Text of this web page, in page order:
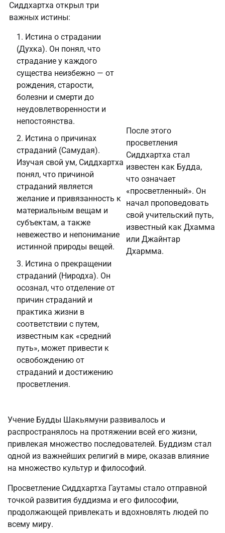
Сиддхартха открыл три
важных истины:
Истина о страдании
(Духка). Он понял, что
страдание у каждого
существа неизбежно — от
рождения, старости,
болезни и смерти до
неудовлетворенности и
непостоянства.
Истина о причинах
страданий (Самудая).
Изучая свой ум, Сиддхартха
понял, что причиной
страданий является
желание и привязанность к
материальным вещам и
субъектам, а также
невежество и непонимание
истинной природы вещей.
Истина о прекращении
страданий (Ниродха). Он
осознал, что отделение от
причин страданий и
практика жизни в
соответствии с путем,
известным как «средний
путь», может привести к
освобождению от
страданий и достижению
просветления.
После этого
просветления
Сиддхартха стал
известен как Будда,
что означает
«просветленный». Он
начал проповедовать
свой учительский путь,
известный как Дхамма
или Джайнтар
Дхармма.
Учение Будды Шакьямуни развивалось и
распространялось на протяжении всей его жизни,
привлекая множество последователей. Буддизм стал
одной из важнейших религий в мире, оказав влияние
на множество культур и философий.
Просветление Сиддхартха Гаутамы стало отправной
точкой развития буддизма и его философии,
продолжающей привлекать и вдохновлять людей по
всему миру.